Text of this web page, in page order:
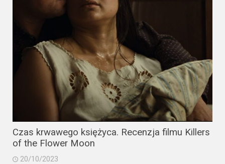
Czas krwawego księżyca. Recenzja filmu Killers
of the Flower Moon
20/10/2023